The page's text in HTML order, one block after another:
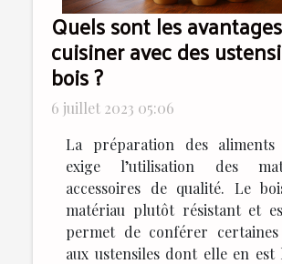
Quels sont les
cuisiner avec des
bois ?
6 juillet 2023 05:06
La préparation des
exige l’utilisation des
accessoires de qualité. Le
matériau plutôt résistant et
permet de conférer
aux ustensiles dont elle en est